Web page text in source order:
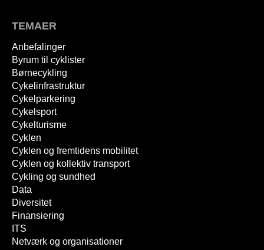
TEMAER
Anbefalinger
Byrum til cyklister
Børnecykling
Cykelinfrastruktur
Cykelparkering
Cykelsport
Cykelturisme
Cyklen
Cyklen og fremtidens mobilitet
Cyklen og kollektiv transport
Cykling og sundhed
Data
Diversitet
Finansiering
ITS
Netværk og organisationer